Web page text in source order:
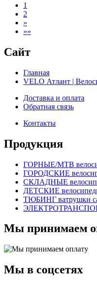
1
2
»
»»
Сайт
Главная
VELO Атлант |
Доставка и оплата
Обратная связь
Контакты
Продукция
ГОРНЫЕ/MTB
ГОРОДСКИЕ
СКЛАДНЫЕ
ДЕТСКИЕ
ТЮБИНГ ватрушки
Мы принимаем
Мы в соцсетях